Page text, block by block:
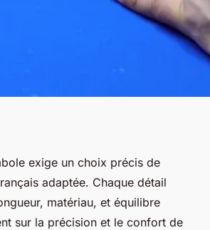
sur une queue de
pour le
exige un choix précis de
adaptée. Chaque détail
matériau, et équilibre
sur la précision et le confort de